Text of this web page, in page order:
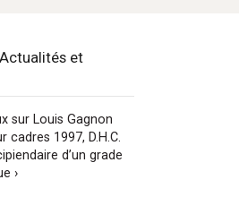
et
sur Louis Gagnon
cadres 1997, D.H.C.
d’un grade
›